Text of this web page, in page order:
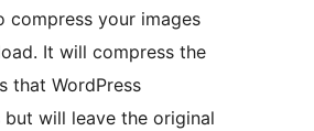
compress your images
It will compress the
that WordPress
but will leave the original